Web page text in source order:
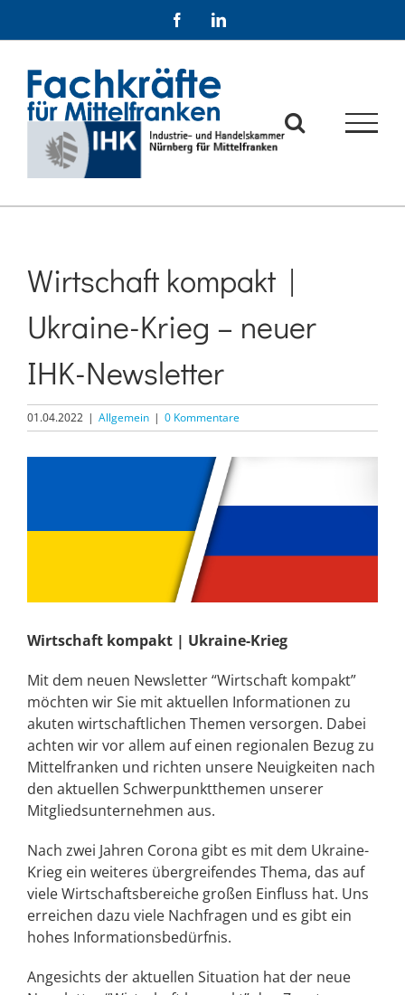
FacebookLinkedIn
Wirtschaft kompakt |
Ukraine-Krieg – neuer
IHK-Newsletter
01.04.2022 | Allgemein | 0 Kommentare
Wirtschaft kompakt | Ukraine-Krieg
Mit dem neuen Newsletter “Wirtschaft kompakt”
möchten wir Sie mit aktuellen Informationen zu
akuten wirtschaftlichen Themen versorgen. Dabei
achten wir vor allem auf einen regionalen Bezug zu
Mittelfranken und richten unsere Neuigkeiten nach
den aktuellen Schwerpunktthemen unserer
Mitgliedsunternehmen aus.
Nach zwei Jahren Corona gibt es mit dem Ukraine-
Krieg ein weiteres übergreifendes Thema, das auf
viele Wirtschaftsbereiche großen Einfluss hat. Uns
erreichen dazu viele Nachfragen und es gibt ein
hohes Informationsbedürfnis.
Angesichts der aktuellen Situation hat der neue